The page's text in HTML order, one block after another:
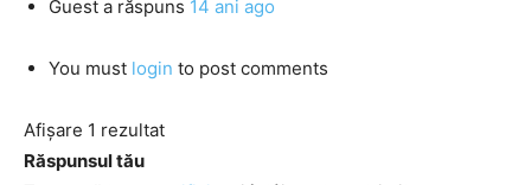
Guest a răspuns 14 ani ago
You must login to post comments
Afișare 1 rezultat
Răspunsul tău